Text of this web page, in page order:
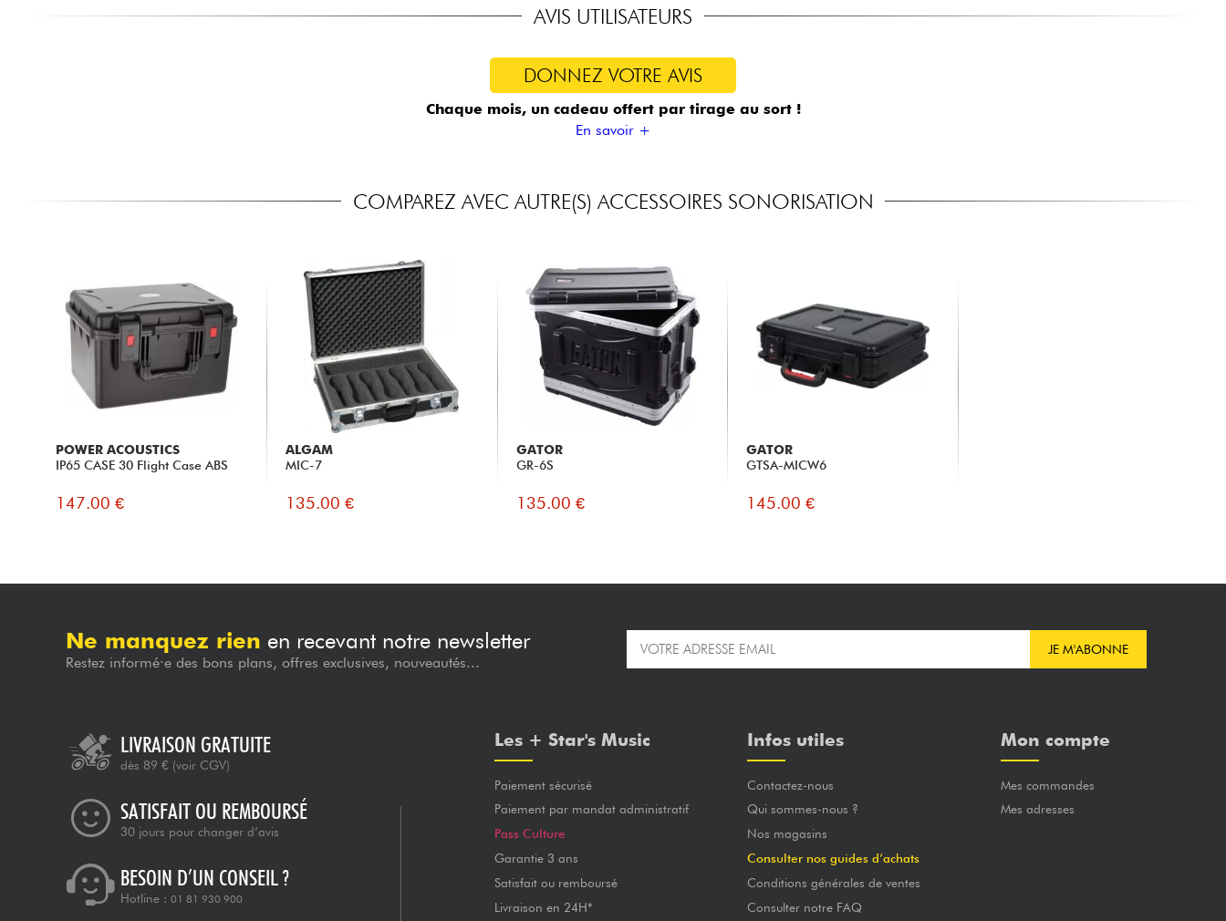
AVIS UTILISATEURS
DONNEZ VOTRE AVIS
Chaque mois, un cadeau offert par tirage au sort !
En savoir +
COMPAREZ AVEC AUTRE(S) ACCESSOIRES SONORISATION
POWER ACOUSTICS
IP65 CASE 30 Flight Case ABS
147.00 €
ALGAM
MIC-7
135.00 €
GATOR
GR-6S
135.00 €
GATOR
GTSA-MICW6
145.00 €
Ne manquez rien en recevant notre newsletter
Restez informé·e des bons plans, offres exclusives, nouveautés...
JE M'ABONNE
LIVRAISON GRATUITE
dès 89 € (voir CGV)
SATISFAIT OU REMBOURSÉ
30 jours pour changer d’avis
BESOIN D’UN CONSEIL ?
Hotline : 01 81 930 900
Les + Star's Music
Paiement sécurisé
Paiement par mandat administratif
Pass Culture
Garantie 3 ans
Satisfait ou remboursé
Livraison en 24H*
Infos utiles
Contactez-nous
Qui sommes-nous ?
Nos magasins
Consulter nos guides d’achats
Conditions générales de ventes
Consulter notre FAQ
Mon compte
Mes commandes
Mes adresses